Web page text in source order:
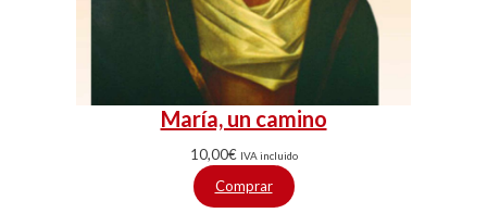
María, un camino
10,00€ IVA incluido
Comprar